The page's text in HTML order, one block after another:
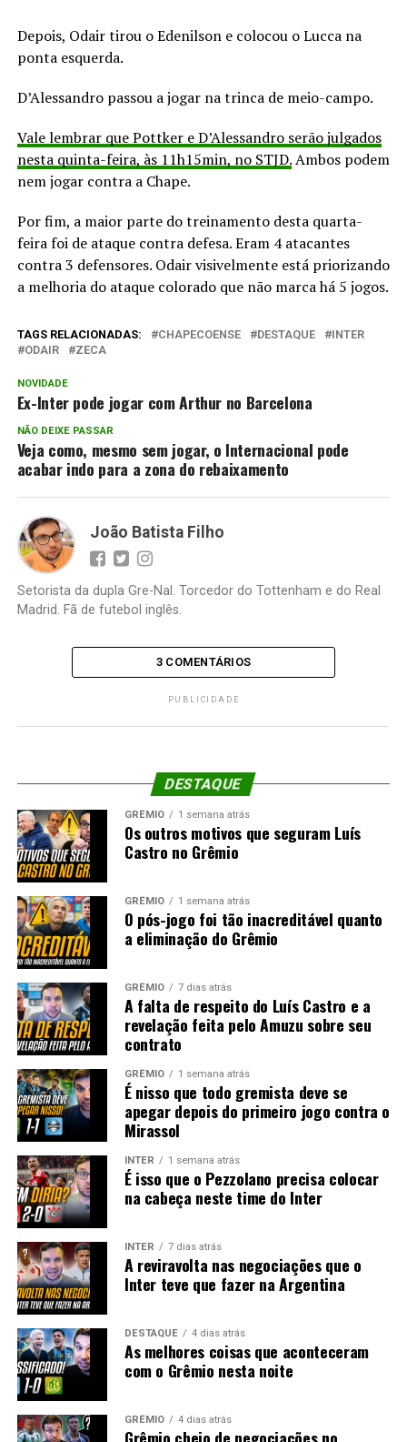
Depois, Odair tirou o Edenilson e colocou o Lucca na
ponta esquerda.
D’Alessandro passou a jogar na trinca de meio-campo.
Vale lembrar que Pottker e D’Alessandro serão julgados
nesta quinta-feira, às 11h15min, no STJD.Ambos podem
nem jogar contra a Chape.
Por fim, a maior parte do treinamento desta quarta-
feira foi de ataque contra defesa. Eram 4 atacantes
contra 3 defensores. Odair visivelmente está priorizando
a melhoria do ataque colorado que não marca há 5 jogos.
TAGS RELACIONADAS: CHAPECOENSE DESTAQUE
INTER
ODAIR
ZECA
NOVIDADE
Ex-Inter pode jogar com Arthur no Barcelona
NÃO DEIXE PASSAR
Veja como, mesmo sem jogar, o Internacional pode
acabar indo para a zona do rebaixamento
João Batista Filho
Setorista da dupla Gre-Nal. Torcedor do Tottenham e do Real
Madrid. Fã de futebol inglês.
3 COMENTÁRIOS
PUBLICIDADE
DESTAQUE
GRÊMIO 1 semana atrás
Os outros motivos que seguram Luís
Castro no Grêmio
GRÊMIO 1 semana atrás
O pós-jogo foi tão inacreditável quanto
a eliminação do Grêmio
GRÊMIO 7 dias atrás
A falta de respeito do Luís Castro e a
revelação feita pelo Amuzu sobre seu
contrato
GRÊMIO 1 semana atrás
É nisso que todo gremista deve se
apegar depois do primeiro jogo contra o
Mirassol
INTER 1 semana atrás
É isso que o Pezzolano precisa colocar
na cabeça neste time do Inter
INTER 7 dias atrás
A reviravolta nas negociações que o
Inter teve que fazer na Argentina
DESTAQUE 4 dias atrás
As melhores coisas que aconteceram
com o Grêmio nesta noite
GRÊMIO 4 dias atrás
Grêmio cheio de negociações no